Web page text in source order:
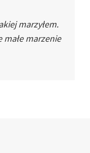
marzyłem.
małe marzenie